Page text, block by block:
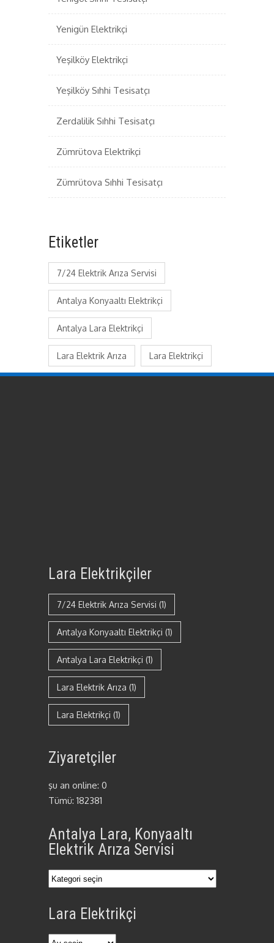
Yenigün Elektrikçi
Yeşilköy Elektrikçi
Yeşilköy Sıhhi Tesisatçı
Zerdalilik Sıhhi Tesisatçı
Zümrütova Elektrikçi
Zümrütova Sıhhi Tesisatçı
Etiketler
7/24 Elektrik Arıza Servisi
Antalya Konyaaltı Elektrikçi
Antalya Lara Elektrikçi
Lara Elektrik Arıza Lara Elektrikçi
Lara Elektrikçiler
7/24 Elektrik Arıza Servisi (1)
Antalya Konyaaltı Elektrikçi (1)
Antalya Lara Elektrikçi (1)
Lara Elektrik Arıza (1)
Lara Elektrikçi (1)
Ziyaretçiler
şu an online: 0
Tümü: 182381
Antalya Lara, Konyaaltı
Elektrik Arıza Servisi
Antalya
Konyaaltı
Lara Elektrikçi